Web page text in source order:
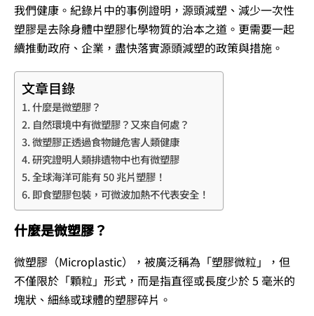
我們健康。紀錄片中的事例證明，源頭減塑、減少一次性
塑膠是去除身體中塑膠化學物質的治本之道。更需要一起
續推動政府、企業，盡快落實源頭減塑的政策與措施。
文章目錄
什麼是微塑膠？
自然環境中有微塑膠？又來自何處？
微塑膠正透過食物鏈危害人類健康
研究證明人類排遺物中也有微塑膠
全球海洋可能有 50 兆片塑膠！
​即食塑膠包裝，可微波加熱不代表安全！
什麼是微塑膠？
微塑膠（Microplastic），被廣泛稱為「塑膠微粒」，但
不僅限於「顆粒」形式，而是指直徑或長度少於 5 毫米的
塊狀、細絲或球體的塑膠碎片。